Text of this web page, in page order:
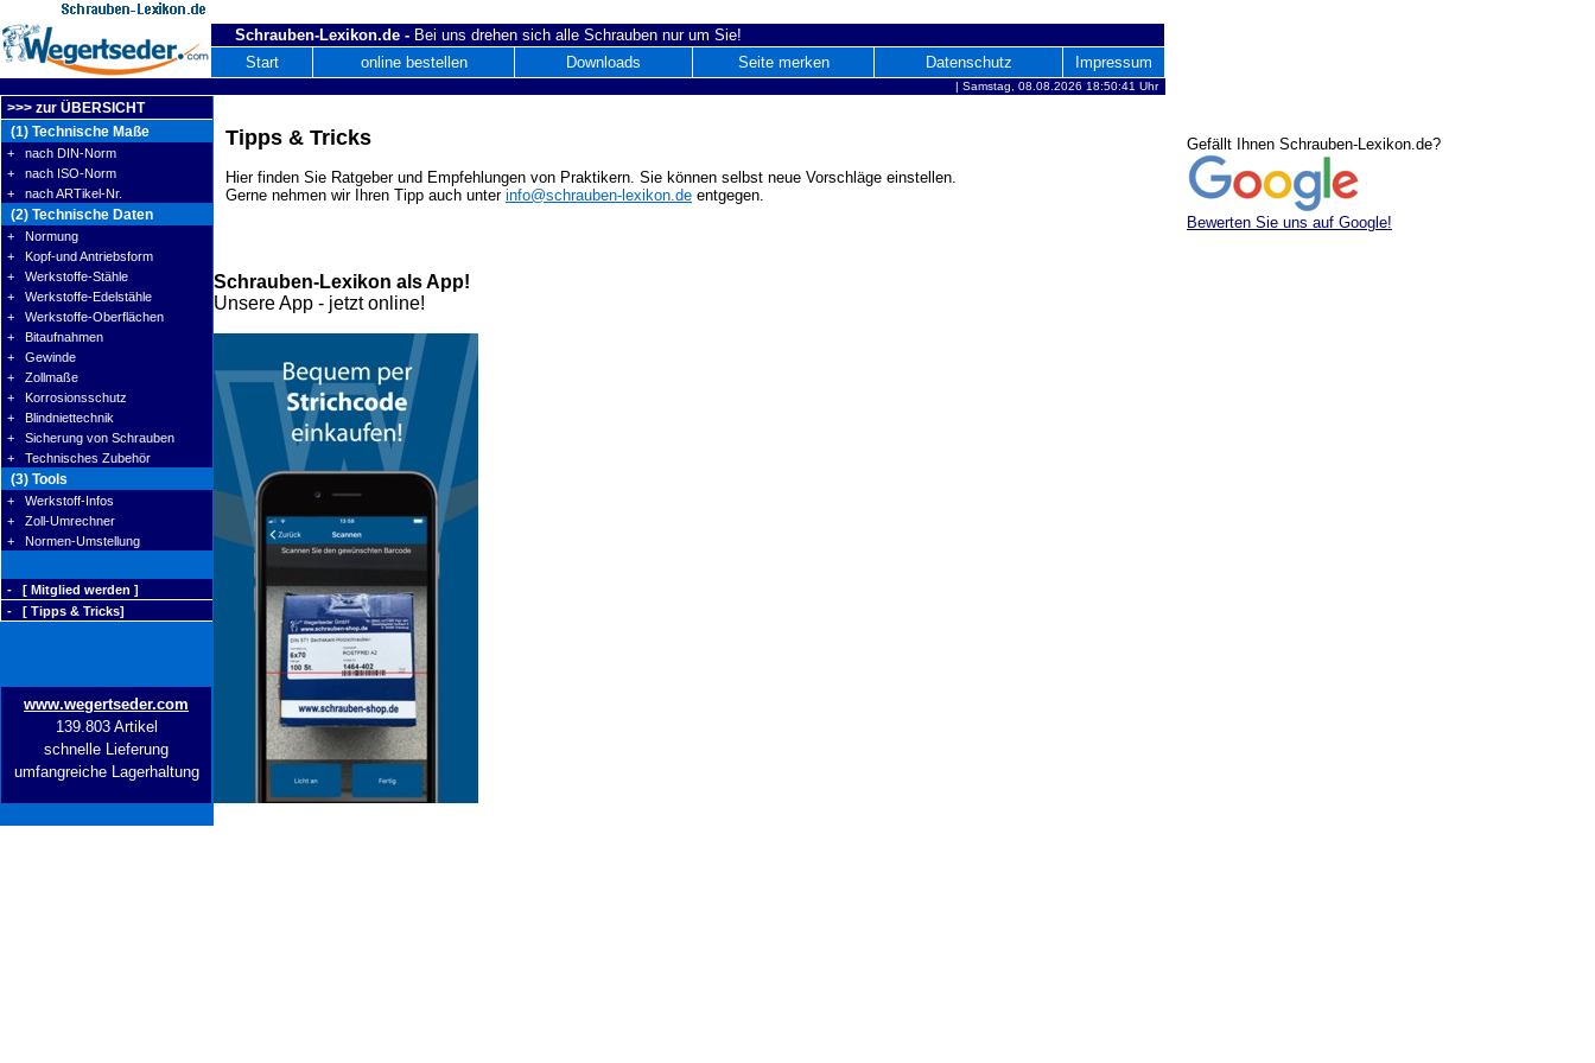
Schrauben-Lexikon.de - Bei uns drehen sich alle Schrauben nur um Sie!
Start
online bestellen Downloads Seite merken Datenschutz Impressum
| Samstag, 08.08.2026 18:50:41 Uhr
>>> zur ÜBERSICHT
(1) Technische Maße
+ nach DIN-Norm
+ nach ISO-Norm
+ nach ARTikel-Nr.
(2) Technische Daten
+ Normung
+ Kopf-und Antriebsform
+ Werkstoffe-Stähle
+ Werkstoffe-Edelstähle
+ Werkstoffe-Oberflächen
+ Bitaufnahmen
+ Gewinde
+ Zollmaße
+ Korrosionsschutz
+ Blindniettechnik
+ Sicherung von Schrauben
+ Technisches Zubehör
(3) Tools
+ Werkstoff-Infos
+ Zoll-Umrechner
+ Normen-Umstellung
- [ Mitglied werden ]
- [ Tipps & Tricks]
www.wegertseder.com
139.803 Artikel
schnelle Lieferung
umfangreiche Lagerhaltung
Tipps & Tricks
Hier finden Sie Ratgeber und Empfehlungen von Praktikern. Sie können selbst neue Vorschläge einstellen.
Gerne nehmen wir Ihren Tipp auch unter info@schrauben-lexikon.de entgegen.
Gefällt Ihnen Schrauben-Lexikon.de?
Bewerten Sie uns auf Google!
Schrauben-Lexikon als App!
Unsere App - jetzt online!